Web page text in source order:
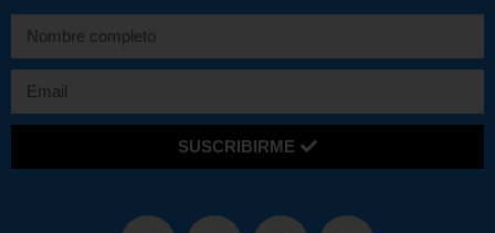
SUSCRIBIRME